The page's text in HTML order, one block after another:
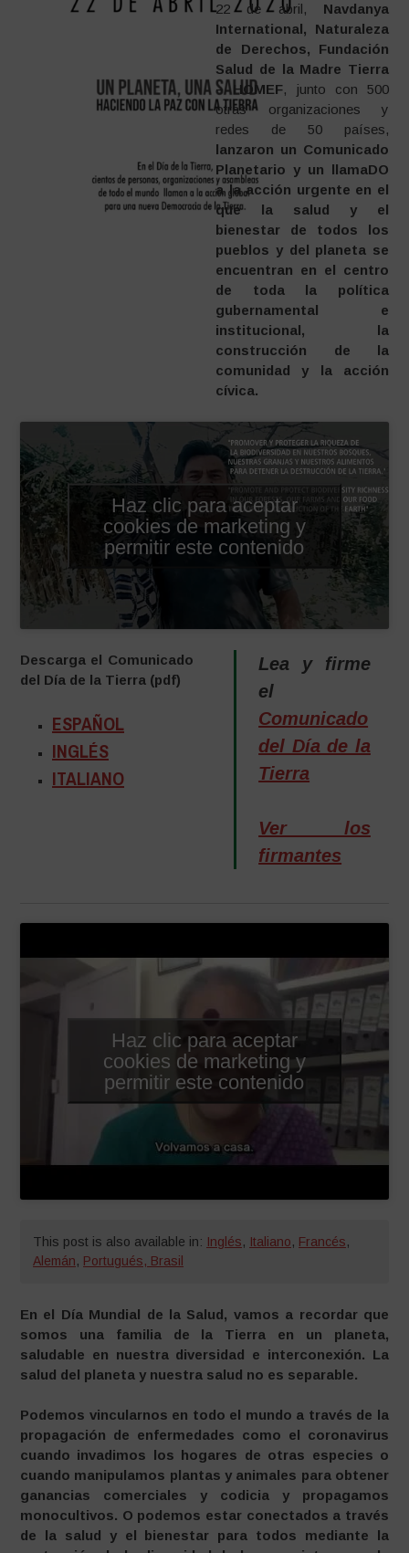
22 de abril, Navdanya
International, Naturaleza
de Derechos, Fundación
Salud de la Madre Tierra
– HOMEF, junto con 500
otras organizaciones y
redes de 50 países,
lanzaron un Comunicado
Planetario y un llamaDO
a la acción urgente en el
que la salud y el
bienestar de todos los
pueblos y del planeta se
encuentran en el centro
de toda la política
gubernamental e
institucional, la
construcción de la
comunidad y la acción
cívica.
Haz clic para aceptar
cookies de marketing y
permitir este contenido
Descarga el Comunicado
del Día de la Tierra (pdf)
ESPAÑOL
INGLÉS
ITALIANO
Lea y firme
el
Comunicado
del Día de la
Tierra
Ver los
firmantes
Haz clic para aceptar
cookies de marketing y
permitir este contenido
This post is also available in: Inglés, Italiano, Francés,
Alemán, Portugués, Brasil
En el Día Mundial de la Salud, vamos a recordar que
somos una familia de la Tierra en un planeta,
saludable en nuestra diversidad e interconexión. La
salud del planeta y nuestra salud no es separable.
Podemos vincularnos en todo el mundo a través de la
propagación de enfermedades como el coronavirus
cuando invadimos los hogares de otras especies o
cuando manipulamos plantas y animales para obtener
ganancias comerciales y codicia y propagamos
monocultivos. O podemos estar conectados a través
de la salud y el bienestar para todos mediante la